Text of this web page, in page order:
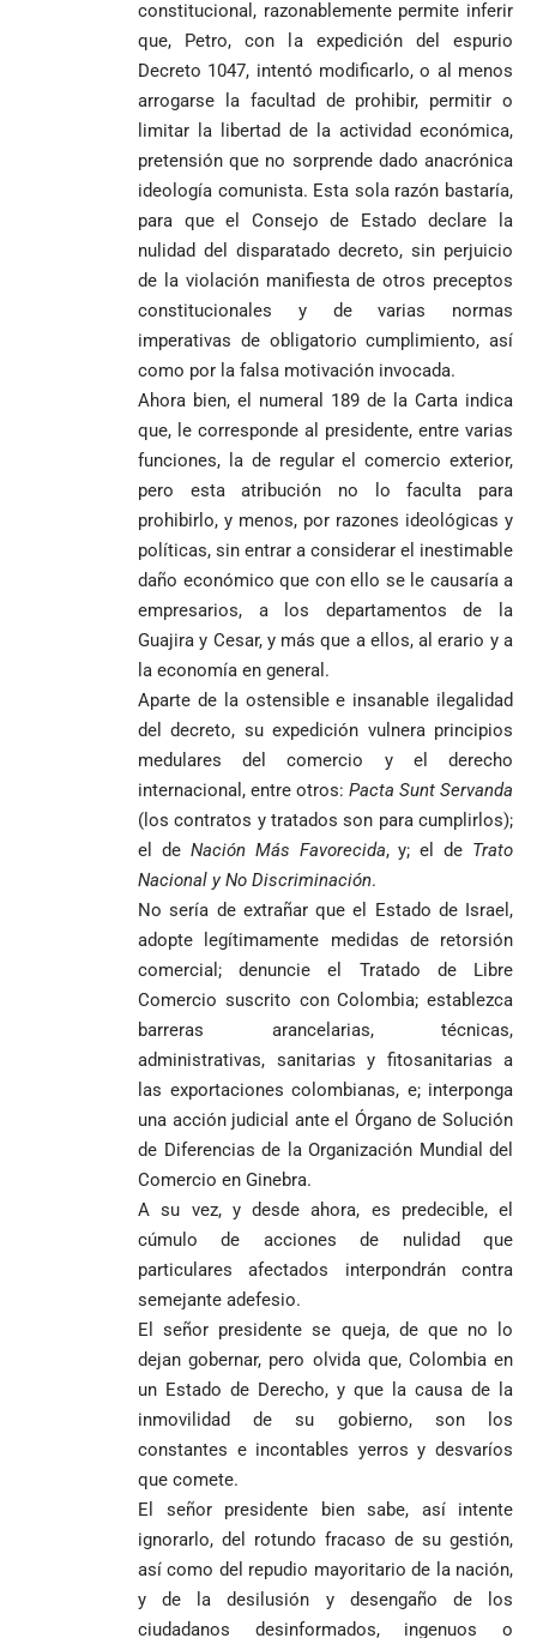
constitucional, razonablemente permite inferir
que, Petro, con la expedición del espurio
Decreto 1047, intentó modificarlo, o al menos
arrogarse la facultad de prohibir, permitir o
limitar la libertad de la actividad económica,
pretensión que no sorprende dado anacrónica
ideología comunista. Esta sola razón bastaría,
para que el Consejo de Estado declare la
nulidad del disparatado decreto, sin perjuicio
de la violación manifiesta de otros preceptos
constitucionales y de varias normas
imperativas de obligatorio cumplimiento, así
como por la falsa motivación invocada.
Ahora bien, el numeral 189 de la Carta indica
que, le corresponde al presidente, entre varias
funciones, la de regular el comercio exterior,
pero esta atribución no lo faculta para
prohibirlo, y menos, por razones ideológicas y
políticas, sin entrar a considerar el inestimable
daño económico que con ello se le causaría a
empresarios, a los departamentos de la
Guajira y Cesar, y más que a ellos, al erario y a
la economía en general.
Aparte de la ostensible e insanable ilegalidad
del decreto, su expedición vulnera principios
medulares del comercio y el derecho
internacional, entre otros: Pacta Sunt Servanda
(los contratos y tratados son para cumplirlos);
el de Nación Más Favorecida, y; el de Trato
Nacional y No Discriminación.
No sería de extrañar que el Estado de Israel,
adopte legítimamente medidas de retorsión
comercial; denuncie el Tratado de Libre
Comercio suscrito con Colombia; establezca
barreras arancelarias, técnicas,
administrativas, sanitarias y fitosanitarias a
las exportaciones colombianas, e; interponga
una acción judicial ante el Órgano de Solución
de Diferencias de la Organización Mundial del
Comercio en Ginebra.
A su vez, y desde ahora, es predecible, el
cúmulo de acciones de nulidad que
particulares afectados interpondrán contra
semejante adefesio.
El señor presidente se queja, de que no lo
dejan gobernar, pero olvida que, Colombia en
un Estado de Derecho, y que la causa de la
inmovilidad de su gobierno, son los
constantes e incontables yerros y desvaríos
que comete.
El señor presidente bien sabe, así intente
ignorarlo, del rotundo fracaso de su gestión,
así como del repudio mayoritario de la nación,
y de la desilusión y desengaño de los
ciudadanos desinformados, ingenuos o